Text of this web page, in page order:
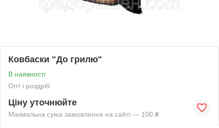
Ковбаски "До грилю"
В наявності
Опт і роздріб
Ціну уточнюйте
Мінімальна сума замовлення на сайті — 100 ₴